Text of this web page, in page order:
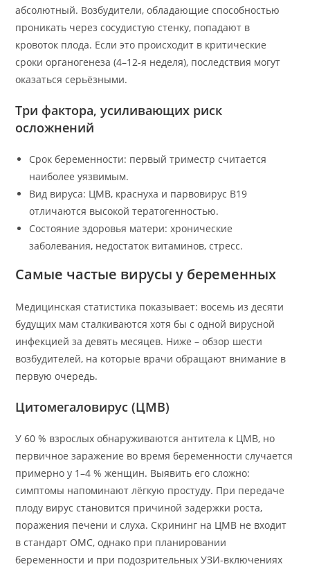
абсолютный. Возбудители, обладающие способностью
проникать через сосудистую стенку, попадают в
кровоток плода. Если это происходит в критические
сроки органогенеза (4–12-я неделя), последствия могут
оказаться серьёзными.
Три фактора, усиливающих риск
осложнений
Срок беременности: первый триместр считается
наиболее уязвимым.
Вид вируса: ЦМВ, краснуха и парвовирус В19
отличаются высокой тератогенностью.
Состояние здоровья матери: хронические
заболевания, недостаток витаминов, стресс.
Самые частые вирусы у беременных
Медицинская статистика показывает: восемь из десяти
будущих мам сталкиваются хотя бы с одной вирусной
инфекцией за девять месяцев. Ниже – обзор шести
возбудителей, на которые врачи обращают внимание в
первую очередь.
Цитомегаловирус (ЦМВ)
У 60 % взрослых обнаруживаются антитела к ЦМВ, но
первичное заражение во время беременности случается
примерно у 1–4 % женщин. Выявить его сложно:
симптомы напоминают лёгкую простуду. При передаче
плоду вирус становится причиной задержки роста,
поражения печени и слуха. Скрининг на ЦМВ не входит
в стандарт ОМС, однако при планировании
беременности и при подозрительных УЗИ-включениях